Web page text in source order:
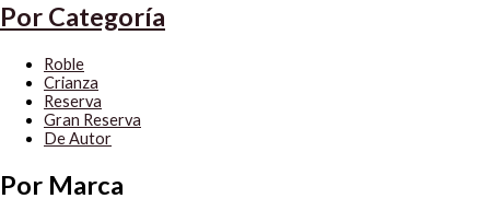
Por Categoría
Roble
Crianza
Reserva
Gran Reserva
De Autor
Por Marca